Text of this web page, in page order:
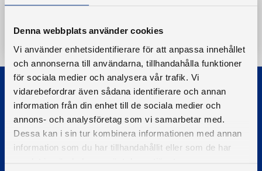
Denna webbplats använder cookies
Vi använder enhetsidentifierare för att anpassa innehållet
och annonserna till användarna, tillhandahålla funktioner
för sociala medier och analysera vår trafik. Vi
vidarebefordrar även sådana identifierare och annan
information från din enhet till de sociala medier och
annons- och analysföretag som vi samarbetar med.
Dessa kan i sin tur kombinera informationen med annan
information som du har tillhandahållit eller som de har
Ladda ner
© 2026 - Svenska Båtunionen